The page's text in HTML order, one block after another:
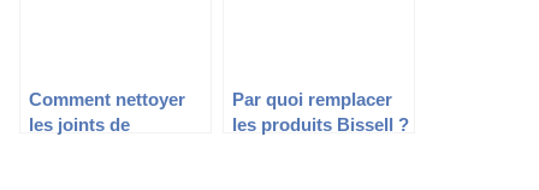
Comment nettoyer
les joints de
Par quoi remplacer
les produits Bissell ?